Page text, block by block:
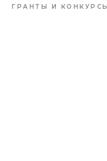
ГРАНТЫ И КОНКУРСЫ